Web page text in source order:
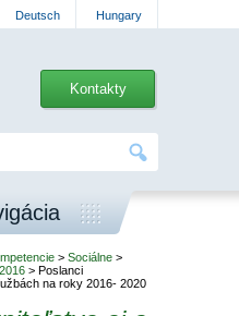
Deutsch Hungary
Kontakty
> Sociálne >
> Poslanci
na roky 2016- 2020